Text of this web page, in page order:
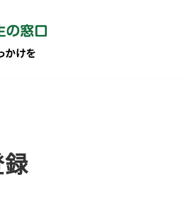
録